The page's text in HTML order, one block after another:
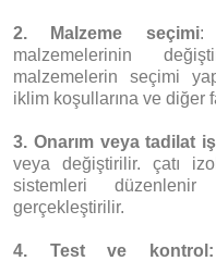
2. Malzeme seçimi:
malzemelerinin
malzemelerin seçimi
iklim koşullarına ve diğer
3. Onarım veya tadilat
veya değiştirilir. çatı
sistemleri
gerçekleştirilir.
4. Test ve